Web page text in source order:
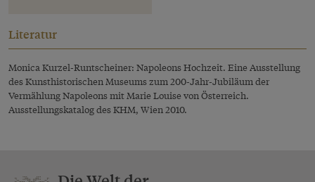
Literatur
Monica Kurzel-Runtscheiner: Napoleons Hochzeit. Eine Ausstellung
des Kunsthistorischen Museums zum 200-Jahr-Jubiläum der
Vermählung Napoleons mit Marie Louise von Österreich.
Ausstellungskatalog des KHM, Wien 2010.